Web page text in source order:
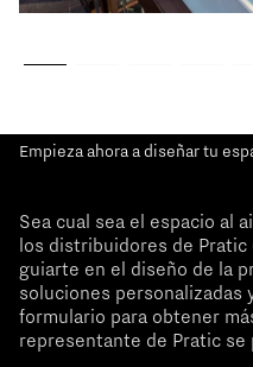
Empieza ahora a diseñar tu
Sea cual sea el espacio al
los distribuidores de
guiarte en el diseño de la
soluciones personalizadas
formulario para obtener
representante de Pratic